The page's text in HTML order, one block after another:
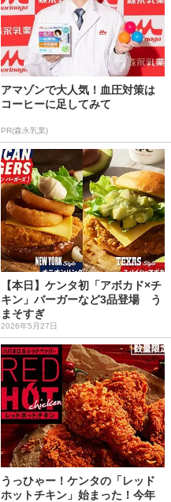
アマゾンで大人気！血圧対策は
コーヒーに足してみて
PR(森永乳業)
【本日】ケンタ初「アボカド×チ
キン」バーガーなど3品登場 う
まそすぎ
2026年5月27日
うっひゃー！ケンタの「レッド
ホットチキン」始まった！今年